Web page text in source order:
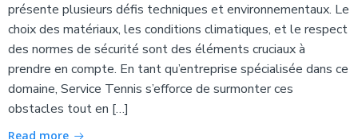
présente plusieurs défis techniques et environnementaux. Le
choix des matériaux, les conditions climatiques, et le respect
des normes de sécurité sont des éléments cruciaux à
prendre en compte. En tant qu’entreprise spécialisée dans ce
domaine, Service Tennis s’efforce de surmonter ces
obstacles tout en […]
Read more